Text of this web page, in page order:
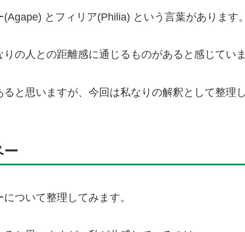
とフィリア(Philia) という言葉があります。
の人との距離感に通じるものがあると感じていま
と思いますが、今回は私なりの解釈として整理
ー
ついて整理してみます。